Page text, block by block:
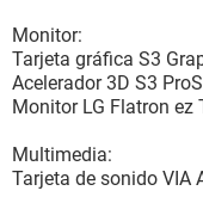
Monitor:
Tarjeta gráfica S3
Acelerador 3D S3
Monitor LG Flatron ez
Multimedia:
Tarjeta de sonido VIA